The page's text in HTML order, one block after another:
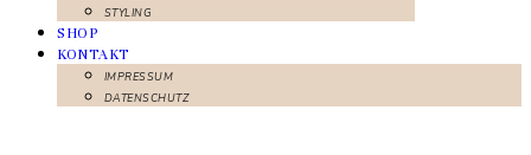
STYLING
SHOP
KONTAKT
IMPRESSUM
DATENSCHUTZ